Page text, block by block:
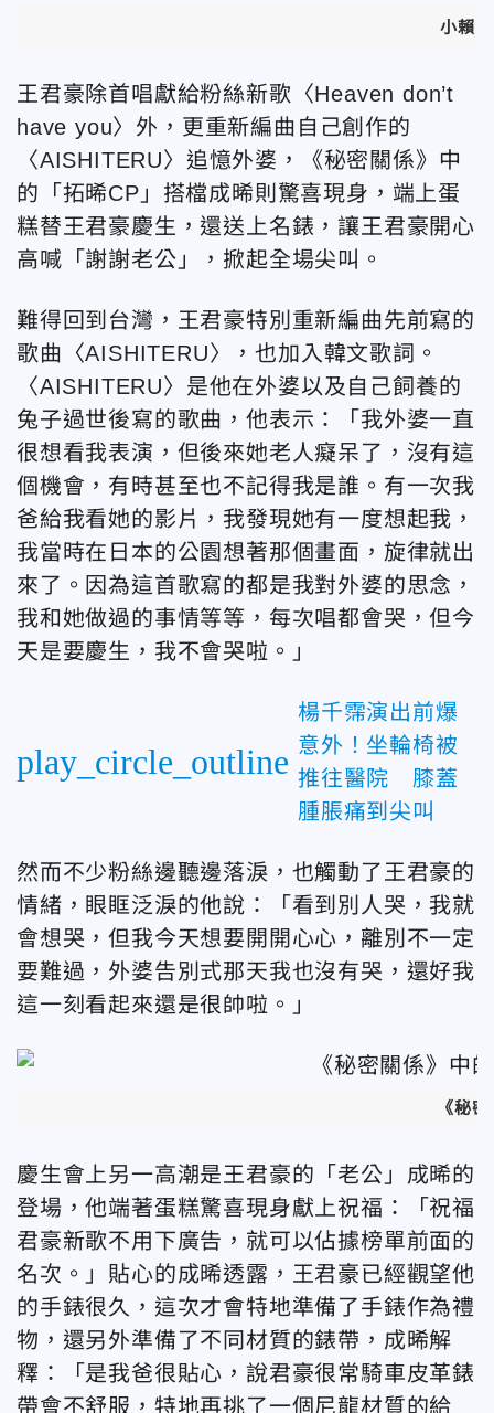
小賴
王君豪除首唱獻給粉絲新歌〈Heaven don’t
have you〉外，更重新編曲自己創作的
〈AISHITERU〉追憶外婆，《秘密關係》中
的「拓晞CP」搭檔成晞則驚喜現身，端上蛋
糕替王君豪慶生，還送上名錶，讓王君豪開心
高喊「謝謝老公」，掀起全場尖叫。
難得回到台灣，王君豪特別重新編曲先前寫的
歌曲〈AISHITERU〉，也加入韓文歌詞。
〈AISHITERU〉是他在外婆以及自己飼養的
兔子過世後寫的歌曲，他表示：「我外婆一直
很想看我表演，但後來她老人癡呆了，沒有這
個機會，有時甚至也不記得我是誰。有一次我
爸給我看她的影片，我發現她有一度想起我，
我當時在日本的公園想著那個畫面，旋律就出
來了。因為這首歌寫的都是我對外婆的思念，
我和她做過的事情等等，每次唱都會哭，但今
天是要慶生，我不會哭啦。」
play_circle_outline
楊千霈演出前爆
意外！坐輪椅被
推往醫院 膝蓋
腫脹痛到尖叫
然而不少粉絲邊聽邊落淚，也觸動了王君豪的
情緒，眼眶泛淚的他說：「看到別人哭，我就
會想哭，但我今天想要開開心心，離別不一定
要難過，外婆告別式那天我也沒有哭，還好我
這一刻看起來還是很帥啦。」
《秘
慶生會上另一高潮是王君豪的「老公」成晞的
登場，他端著蛋糕驚喜現身獻上祝福：「祝福
君豪新歌不用下廣告，就可以佔據榜單前面的
名次。」貼心的成晞透露，王君豪已經觀望他
的手錶很久，這次才會特地準備了手錶作為禮
物，還另外準備了不同材質的錶帶，成晞解
釋：「是我爸很貼心，說君豪很常騎車皮革錶
帶會不舒服，特地再挑了一個尼龍材質的給